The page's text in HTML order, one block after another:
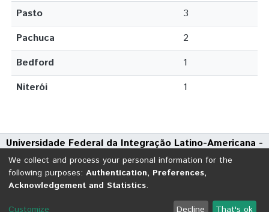
Pasto
3
Pachuca
2
Bedford
1
Niterói
1
Universidade Federal da Integração Latino-Americana -
UNILA
Avenida Tarquínio Joslin dos Santos, 1000 - Polo Universitário
CEP: 85870-650 | Foz do Iguaçu - Paraná
DSpace software
copyright © 2002-2026 LYRASIS
We collect and process your personal information for the
following purposes: Authentication, Preferences,
Acknowledgement and Statistics.